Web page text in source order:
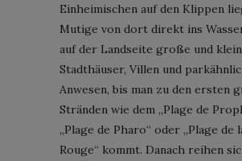
Einheimischen auf den Klippen
Mutige von dort direkt ins
auf der Landseite große und
Stadthäuser, Villen und
Anwesen, bis man zu den ersten
Stränden wie dem „Plage de
„Plage de Pharo“ oder „Plage de
Rouge“ kommt. Danach reihen